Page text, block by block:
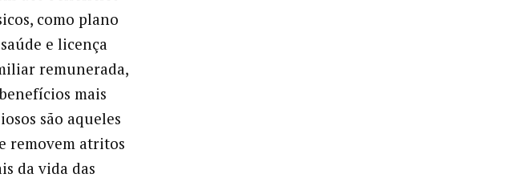
como plano
e licença
remunerada,
mais
são aqueles
removem atritos
da vida das